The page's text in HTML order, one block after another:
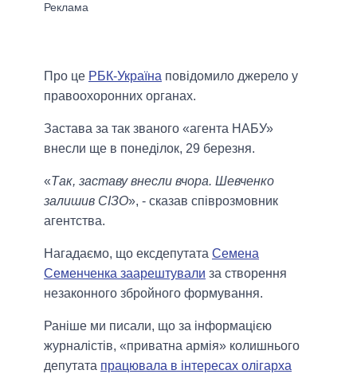
Про це РБК-Україна повідомило джерело у
правоохоронних органах.
Застава за так званого «агента НАБУ»
внесли ще в понеділок, 29 березня.
«Так, заставу внесли вчора. Шевченко
залишив СІЗО», - сказав співрозмовник
агентства.
Нагадаємо, що ексдепутата Семена
Семенченка заарештували за створення
незаконного збройного формування.
Раніше ми писали, що за інформацією
журналістів, «приватна армія» колишнього
депутата працювала в інтересах олігарха